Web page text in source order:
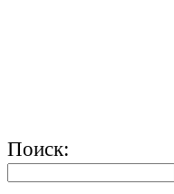
Поиск: